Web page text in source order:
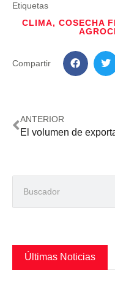
Etiquetas
CLIMA, COSECHA
Compartir
ANTERIOR
Últimas Noticias